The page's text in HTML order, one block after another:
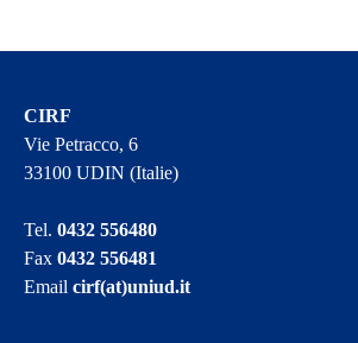
CIRF
Vie Petracco, 6
33100 UDIN (Italie)
Tel.0432 556480
Fax0432 556481
Emailcirf(at)uniud.it